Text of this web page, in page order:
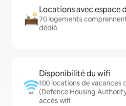
Locations avec espace
70 logements
dédié
Disponibilité du wifi
100 locations de vacances
(Defence Housing
accès wifi